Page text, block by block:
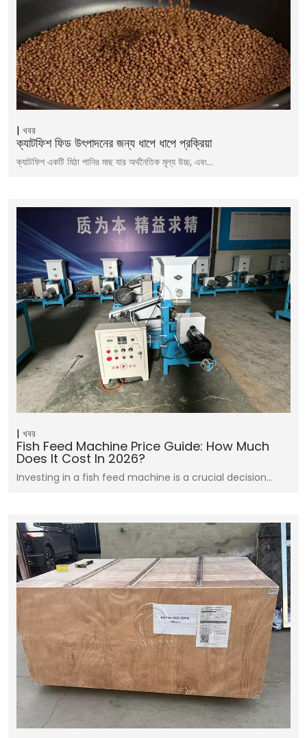
খবর
ক্যাটফিশ ফিড উৎপাদনের জন্য ধাপে ধাপে প্রক্রিয়া
ক্যাটফিশ একটি মিঠা পানির মাছ যার অর্থনৈতিক মূল্য উচ্চ, এবং…
খবর
Fish Feed Machine Price Guide: How Much
Does It Cost In 2026?
Investing in a fish feed machine is a crucial decision…